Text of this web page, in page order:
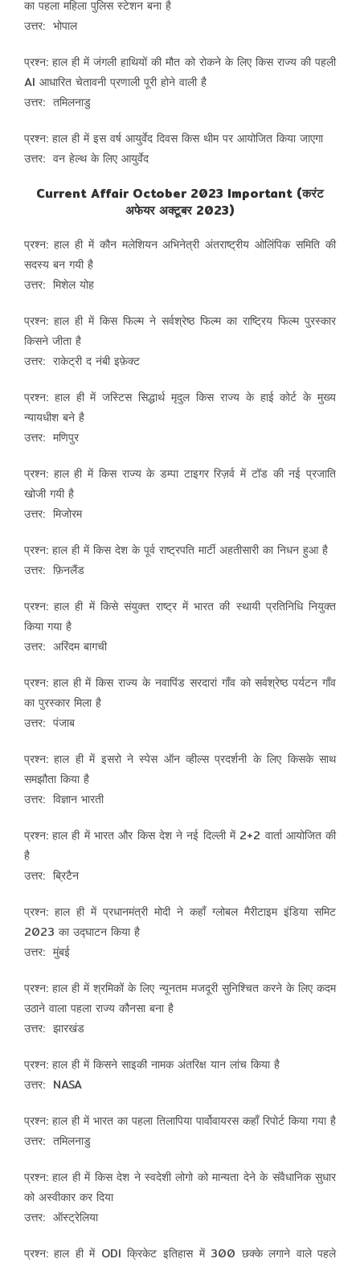
का पहला महिला पुलिस स्टेशन बना है
उत्तर: भोपाल
प्रश्न: हाल ही में जंगली हाथियों की मौत को रोकने के लिए किस राज्य की पहली
AI आधारित चेतावनी प्रणाली पूरी होने वाली है
उत्तर: तमिलनाडु
प्रश्न: हाल ही में इस वर्ष आयुर्वेद दिवस किस थीम पर आयोजित किया जाएगा
उत्तर: वन हेल्थ के लिए आयुर्वेद
Current Affair October 2023 Important (करंट
अफेयर अक्टूबर 2023)
प्रश्न: हाल ही में कौन मलेशियन अभिनेत्री अंतराष्ट्रीय ओलिंपिक समिति की
सदस्य बन गयी है
उत्तर: मिशेल योह
प्रश्न: हाल ही में किस फिल्म ने सर्वश्रेष्ठ फिल्म का राष्ट्रिय फिल्म पुरस्कार
किसने जीता है
उत्तर: राकेट्री द नंबी इफ़ेक्ट
प्रश्न: हाल ही में जस्टिस सिद्धार्थ मृदुल किस राज्य के हाई कोर्ट के मुख्य
न्यायधीश बने है
उत्तर: मणिपुर
प्रश्न: हाल ही में किस राज्य के डम्पा टाइगर रिज़र्व में टॉड की नई प्रजाति
खोजी गयी है
उत्तर: मिजोरम
प्रश्न: हाल ही में किस देश के पूर्व राष्ट्रपति मार्टी अहतीसारी का निधन हुआ है
उत्तर: फ़िनलैंड
प्रश्न: हाल ही में किसे संयुक्त राष्ट्र में भारत की स्थायी प्रतिनिधि नियुक्त
किया गया है
उत्तर: अरिंदम बागची
प्रश्न: हाल ही में किस राज्य के नवापिंड सरदारां गाँव को सर्वश्रेष्ठ पर्यटन गाँव
का पुरस्कार मिला है
उत्तर: पंजाब
प्रश्न: हाल ही में इसरो ने स्पेस ऑन व्हील्स प्रदर्शनी के लिए किसके साथ
समझौता किया है
उत्तर: विज्ञान भारती
प्रश्न: हाल ही में भारत और किस देश ने नई दिल्ली में 2+2 वार्ता आयोजित की
है
उत्तर: ब्रिटैन
प्रश्न: हाल ही में प्रधानमंत्री मोदी ने कहाँ ग्लोबल मैरीटाइम इंडिया समिट
2023 का उद्घाटन किया है
उत्तर: मुंबई
प्रश्न: हाल ही में श्रमिकों के लिए न्यूनतम मजदूरी सुनिश्चित करने के लिए कदम
उठाने वाला पहला राज्य कौनसा बना है
उत्तर: झारखंड
प्रश्न: हाल ही में किसने साइकी नामक अंतरिक्ष यान लांच किया है
उत्तर: NASA
प्रश्न: हाल ही में भारत का पहला तिलापिया पार्वोवायरस कहाँ रिपोर्ट किया गया है
उत्तर: तमिलनाडु
प्रश्न: हाल ही में किस देश ने स्वदेशी लोगो को मान्यता देने के संवैधानिक सुधार
को अस्वीकार कर दिया
उत्तर: ऑस्ट्रेलिया
प्रश्न: हाल ही में ODI क्रिकेट इतिहास में 300 छक्के लगाने वाले पहले